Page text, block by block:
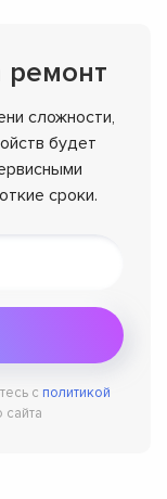
ремонт
сложности,
будет
сроки.
с политикой